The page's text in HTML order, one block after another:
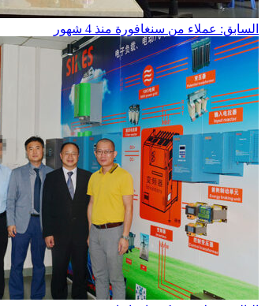
السابق: عملاء من سنغافورة منذ 4 شهور